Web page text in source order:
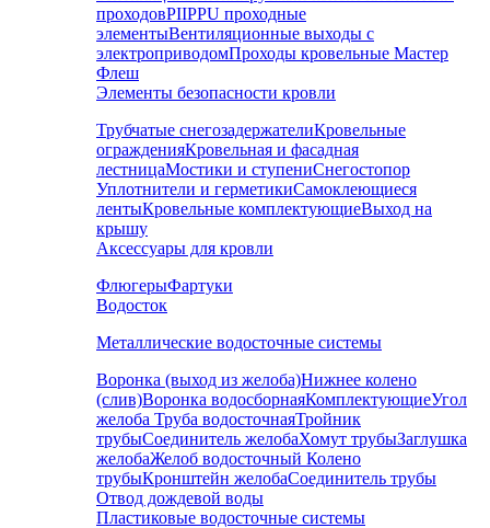
проходовPIIPPU проходные
элементыВентиляционные выходы с
электроприводомПроходы кровельные Мастер
Флеш
Элементы безопасности кровли
Трубчатые снегозадержателиКровельные
огражденияКровельная и фасадная
лестницаМостики и ступениСнегостопор
Уплотнители и герметикиСамоклеющиеся
лентыКровельные комплектующиеВыход на
крышу
Аксессуары для кровли
ФлюгерыФартуки
Водосток
Металлические водосточные системы
Воронка (выход из желоба)Нижнее колено
(слив)Воронка водосборнаяКомплектующиеУгол
желоба Труба водосточнаяТройник
трубыСоединитель желобаХомут трубыЗаглушка
желобаЖелоб водосточный Колено
трубыКронштейн желобаСоединитель трубы
Отвод дождевой воды
Пластиковые водосточные системы